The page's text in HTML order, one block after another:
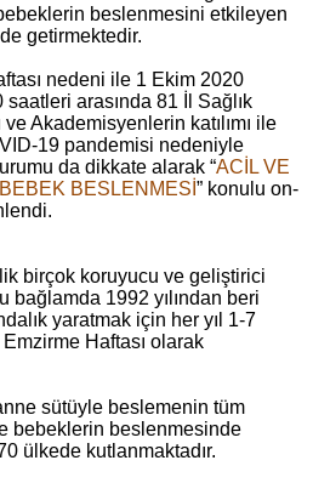
beslenmesini etkileyen
getirmektedir.
nedeni ile 1 Ekim 2020
arasında 81 İl Sağlık
Akademisyenlerin katılımı ile
19 pandemisi nedeniyle
da dikkate alarak “ACİL VE
BESLENMESİ ” konulu on-
birçok koruyucu ve geliştirici
bağlamda 1992 yılından beri
yaratmak için her yıl 1-7
Haftası olarak
sütüyle beslemenin tüm
bebeklerin beslenmesinde
ülkede kutlanmaktadır.